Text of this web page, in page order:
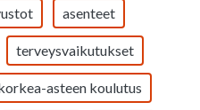
asenteet
terveysvaikutukset
asteen koulutus